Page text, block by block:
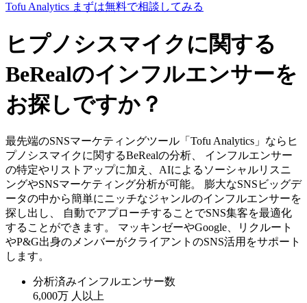
Tofu Analytics まずは無料で相談してみる
ヒプノシスマイクに関する
BeRealのインフルエンサーを
お探しですか？
最先端のSNSマーケティングツール「Tofu Analytics」ならヒ
プノシスマイクに関するBeRealの分析、 インフルエンサー
の特定やリストアップに加え、AIによるソーシャルリスニ
ングやSNSマーケティング分析が可能。 膨大なSNSビッグデ
ータの中から簡単にニッチなジャンルのインフルエンサーを
探し出し、 自動でアプローチすることでSNS集客を最適化
することができます。 マッキンゼーやGoogle、リクルート
やP&G出身のメンバーがクライアントのSNS活用をサポート
します。
分析済みインフルエンサー数
6,000万 人以上